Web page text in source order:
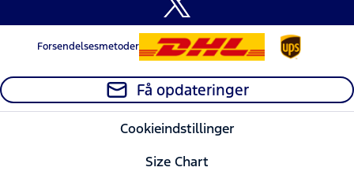
Forsendelsesmetoder
Få opdateringer
Cookieindstillinger
Size Chart